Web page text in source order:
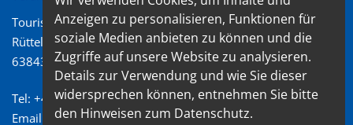
Tourismusverband Spessart-Mainland e.V.
Rüttelweg 7
63843 Niedernberg
Tel: +49 (0) 6028/ 99 89 72 2
Email: info@spessart-mainland.de
Anzeigen zu personalisieren, Funktionen für
soziale Medien anbieten zu können und die
Zugriffe auf unsere Website zu analysieren.
Details zur Verwendung und wie Sie dieser
widersprechen können, entnehmen Sie bitte
den Hinweisen zum Datenschutz.